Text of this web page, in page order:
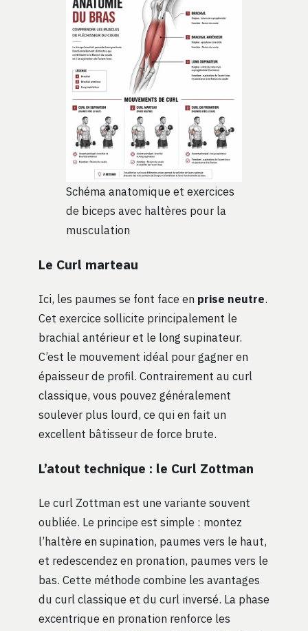
Schéma anatomique et exercices
de biceps avec haltères pour la
musculation
Le Curl marteau
Ici, les paumes se font face en prise neutre.
Cet exercice sollicite principalement le
brachial antérieur et le long supinateur.
C’est le mouvement idéal pour gagner en
épaisseur de profil. Contrairement au curl
classique, vous pouvez généralement
soulever plus lourd, ce qui en fait un
excellent bâtisseur de force brute.
L’atout technique : le Curl Zottman
Le curl Zottman est une variante souvent
oubliée. Le principe est simple : montez
l’haltère en supination, paumes vers le haut,
et redescendez en pronation, paumes vers le
bas. Cette méthode combine les avantages
du curl classique et du curl inversé. La phase
excentrique en pronation renforce les